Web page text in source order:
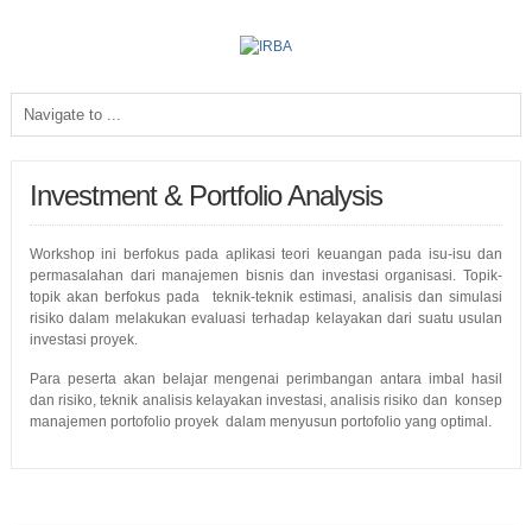
Investment & Portfolio Analysis
Workshop ini berfokus pada aplikasi teori keuangan pada isu-isu dan
permasalahan dari manajemen bisnis dan investasi organisasi. Topik-
topik akan berfokus pada teknik-teknik estimasi, analisis dan simulasi
risiko dalam melakukan evaluasi terhadap kelayakan dari suatu usulan
investasi proyek.
Para peserta akan belajar mengenai perimbangan antara imbal hasil
dan risiko, teknik analisis kelayakan investasi, analisis risiko dan konsep
manajemen portofolio proyek dalam menyusun portofolio yang optimal.